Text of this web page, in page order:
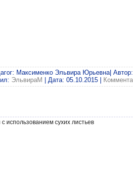
Максименко Эльвира Юрьевна|
ЭльвираМ | Дата: 05.10.2015
использованием сухих листьев